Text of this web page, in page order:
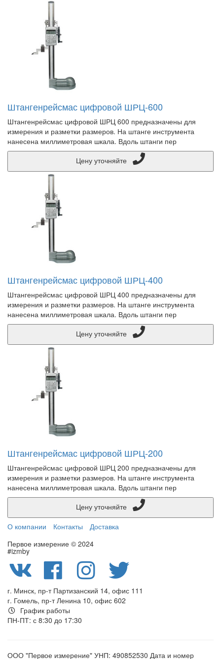
Штангенрейсмас цифровой ШРЦ-600
Штангенрейсмас цифровой ШРЦ 600 предназначены для
измерения и разметки размеров. На штанге инструмента
нанесена миллиметровая шкала. Вдоль штанги пер
Штангенрейсмас цифровой ШРЦ-400
Штангенрейсмас цифровой ШРЦ 400 предназначены для
измерения и разметки размеров. На штанге инструмента
нанесена миллиметровая шкала. Вдоль штанги пер
Штангенрейсмас цифровой ШРЦ-200
Штангенрейсмас цифровой ШРЦ 200 предназначены для
измерения и разметки размеров. На штанге инструмента
нанесена миллиметровая шкала. Вдоль штанги пер
О компании
Контакты
Доставка
Первое измерение © 2024
#izmby
г. Минск, пр-т Партизанский 14, офис 111
г. Гомель, пр-т Ленина 10, офис 602
График работы
ПН-ПТ: с 8:30 до 17:30
ООО "Первое измерение" УНП: 490852530 Дата и номер